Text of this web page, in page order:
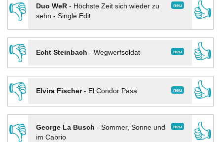
👎
neu
Duo WeR- Höchste Zeit sich wieder zu
sehn - Single Edit
👍
👎
neu
Echt Steinbach - Wegwerfsoldat
👍
👎
neu
Elvira Fischer- El Condor Pasa
👍
👎
neu
George La Busch - Sommer, Sonne und
im Cabrio
👍